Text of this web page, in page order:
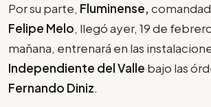
Por su parte, Fluminense,
Felipe Melo, llegó ayer, 19 de
mañana, entrenará en las
Independiente del Valle bajo las
Fernando Diniz.